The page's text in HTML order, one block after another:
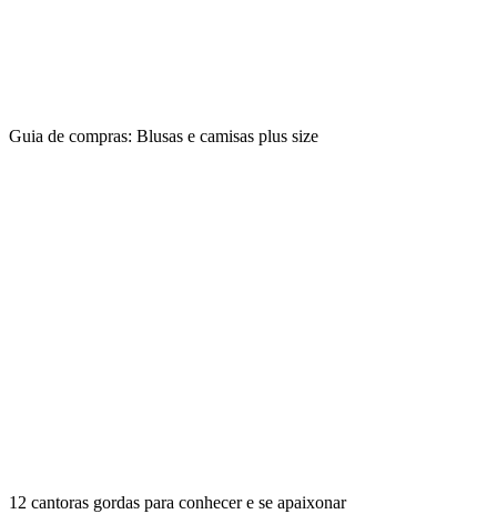
Guia de compras: Blusas e camisas plus size
12 cantoras gordas para conhecer e se apaixonar